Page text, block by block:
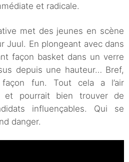
et radicale.
met des jeunes en scène
Juul. En plongeant avec dans
façon basket dans un verre
depuis une hauteur… Bref,
fun. Tout cela a l’air
et pourrait bien trouver de
influençables. Qui se
danger.